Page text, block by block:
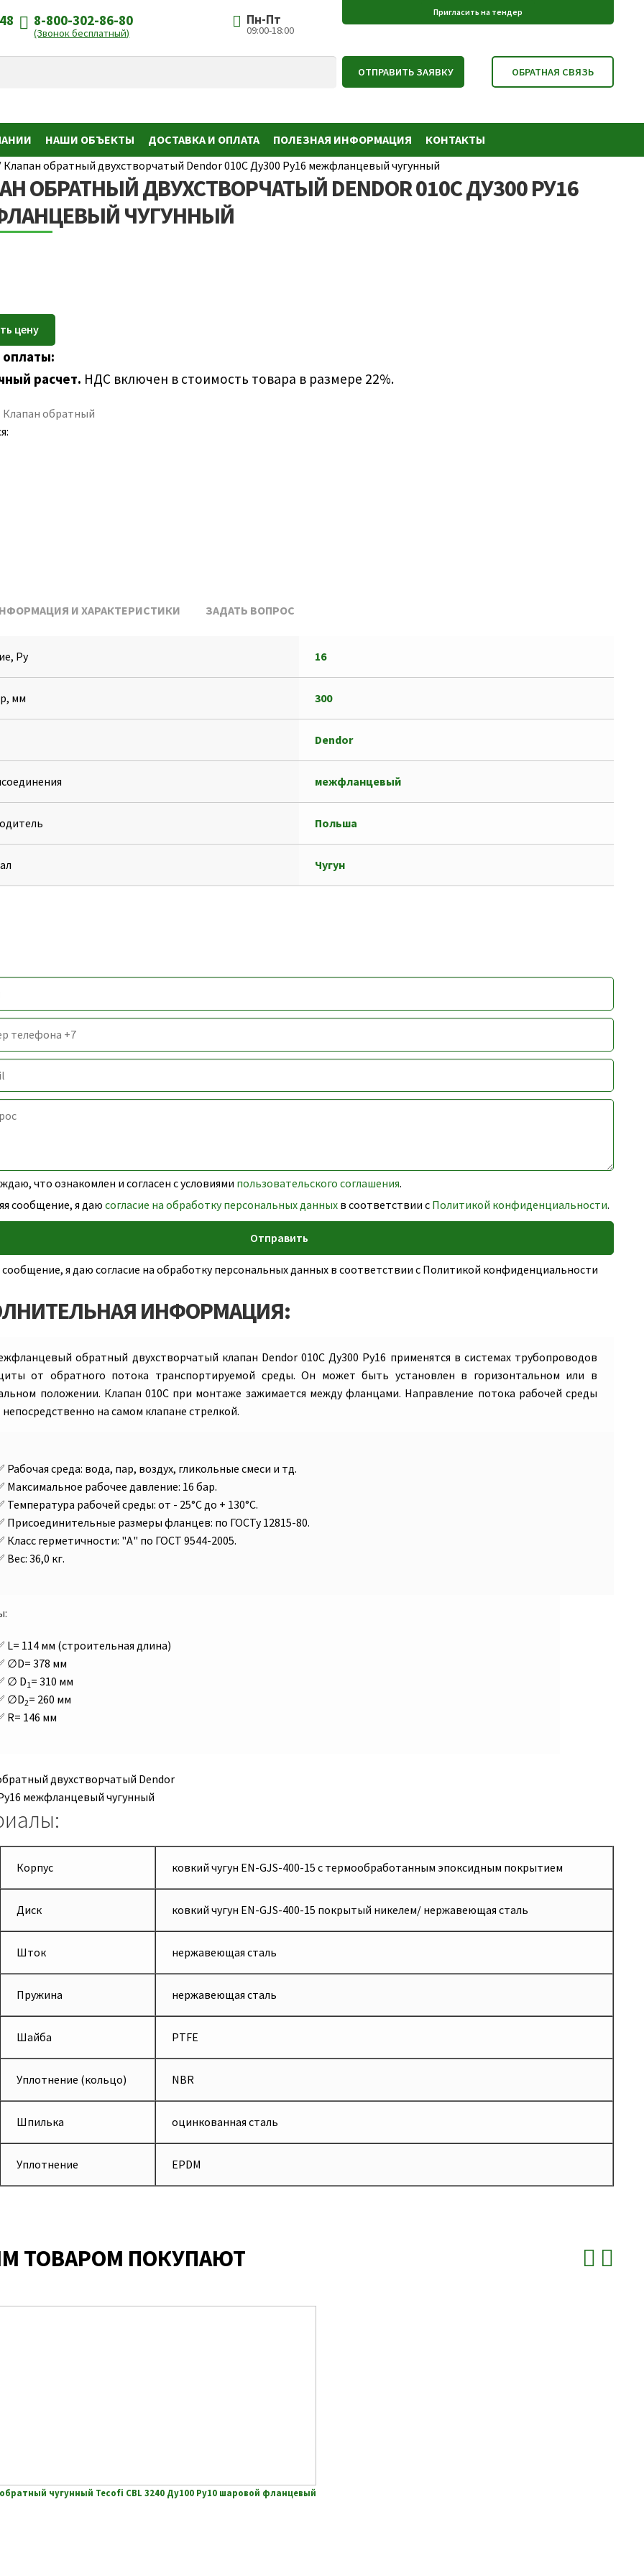
8-800-302-86-80
(Звонок бесплатный)
Пн-Пт
09:00-18:00
НАШИ ОБЪЕКТЫ ДОСТАВКА И ОПЛАТА ПОЛЕЗНАЯ ИНФОРМАЦИЯ
КОНТАКТЫ
Клапан обратный двухстворчатый Dendor 010С Ду300 Ру16 межфланцевый чугунный
ОБРАТНЫЙ ДВУХСТВОРЧАТЫЙ DENDOR 010С ДУ300 РУ16
ЧУГУННЫЙ
расчет. НДС включен в стоимость товара в размере 22%.
Клапан обратный
И ХАРАКТЕРИСТИКИ ЗАДАТЬ ВОПРОС
Ру 16
мм 300
Dendor
межфланцевый
Польша
Чугун
что ознакомлен и согласен с условиями пользовательского соглашения.
сообщение, я даю согласие на обработку персональных данныхв соответствии с Политикой конфиденциальности.
я даю согласие на обработку персональных данных в соответствии с Политикой конфиденциальности
ИНФОРМАЦИЯ:
обратный двухстворчатый клапан Dendor 010С Ду300 Ру16 применятся в системах трубопроводов
от обратного потока транспортируемой среды. Он может быть установлен в горизонтальном или в
положении. Клапан 010С при монтаже зажимается между фланцами. Направление потока рабочей среды
непосредственно на самом клапане стрелкой.
Рабочая среда: вода, пар, воздух, гликольные смеси и тд.
Максимальное рабочее давление: 16 бар.
Температура рабочей среды: от - 25°C до + 130°C.
Присоединительные размеры фланцев: по ГОСТу 12815-80.
Класс герметичности: "А" по ГОСТ 9544-2005.
Вес: 36,0 кг.
L= 114 мм (строительная длина)
∅D= 378 мм
∅ D1 = 310 мм
∅D2= 260 мм
R= 146 мм
Корпус ковкий чугун EN-GJS-400-15 с термообработанным эпоксидным покрытием
Диск ковкий чугун EN-GJS-400-15 покрытый никелем/ нержавеющая сталь
Шток нержавеющая сталь
Пружина нержавеющая сталь
Шайба PTFE
Уплотнение (кольцо) NBR
Шпилька оцинкованная сталь
Уплотнение EPDM
ТОВАРОМ ПОКУПАЮТ
чугунный Tecofi CBL 3240 Ду100 Ру10 шаровой фланцевый